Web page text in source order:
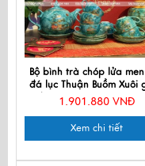
Bộ bình trà chóp lửa
đá lục Thuận Buồm Xuôi
hũ trà 200g BBT-VBT12/
1.901.880 VNĐ
Xem chi tiết